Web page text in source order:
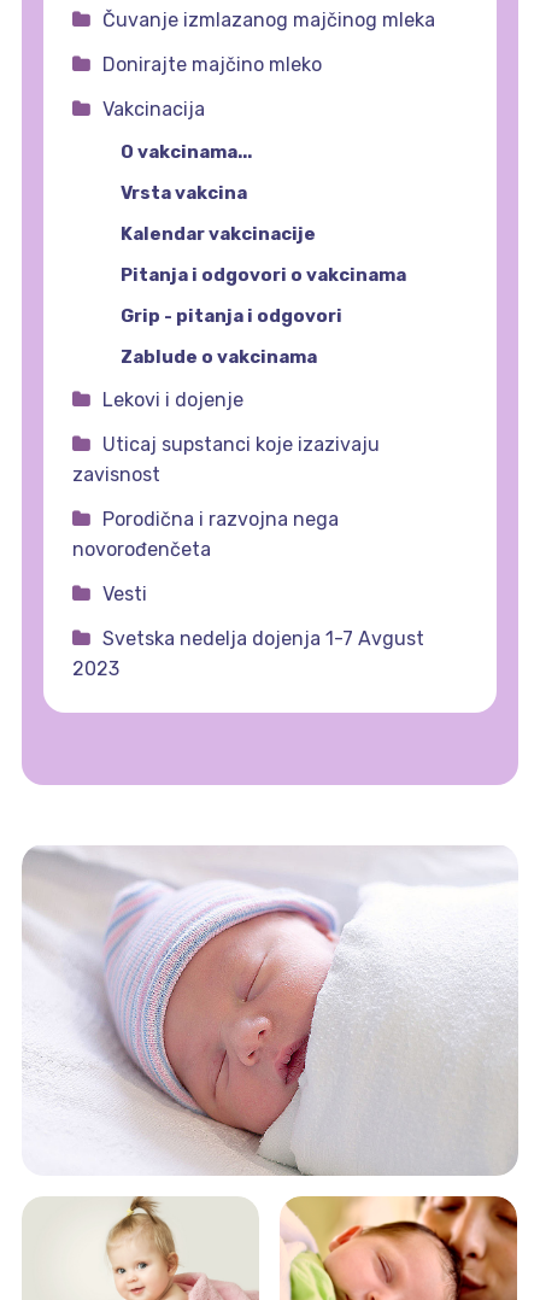
Čuvanje izmlazanog majčinog mleka
Donirajte majčino mleko
Vakcinacija
O vakcinama...
Vrsta vakcina
Kalendar vakcinacije
Pitanja i odgovori o vakcinama
Grip - pitanja i odgovori
Zablude o vakcinama
Lekovi i dojenje
Uticaj supstanci koje izazivaju
zavisnost
Porodična i razvojna nega
novorođenčeta
Vesti
Svetska nedelja dojenja 1-7 Avgust
2023